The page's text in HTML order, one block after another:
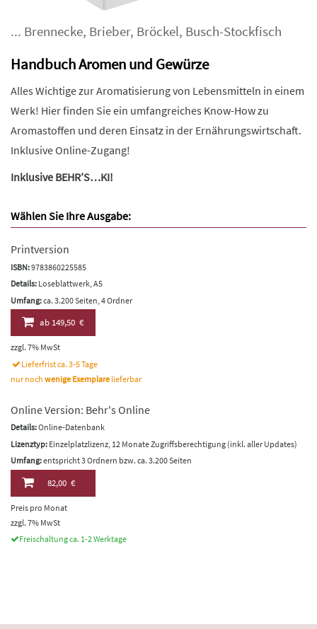
... Brennecke, Brieber, Bröckel, Busch-Stockfisch
Handbuch Aromen und Gewürze
Alles Wichtige zur Aromatisierung von Lebensmitteln in einem
Werk! Hier finden Sie ein umfangreiches Know-How zu
Aromastoffen und deren Einsatz in der Ernährungswirtschaft.
Inklusive Online-Zugang!
Inklusive BEHR’S…KI!
Wählen Sie Ihre Ausgabe:
Printversion
ISBN:9783860225585
Details: Loseblattwerk, A5
Umfang:ca. 3.200 Seiten, 4 Ordner
ab149,50 €
zzgl. 7% MwSt
Lieferfrist ca. 3-5 Tage
nur noch wenige Exemplare lieferbar
Online Version: Behr's Online
Details:Online-Datenbank
Lizenztyp: Einzelplatzlizenz, 12 Monate Zugriffsberechtigung (inkl. aller Updates)
Umfang:entspricht 3 Ordnern bzw. ca. 3.200 Seiten
82,00 €
Preis pro Monat
zzgl. 7% MwSt
Freischaltung ca. 1-2 Werktage